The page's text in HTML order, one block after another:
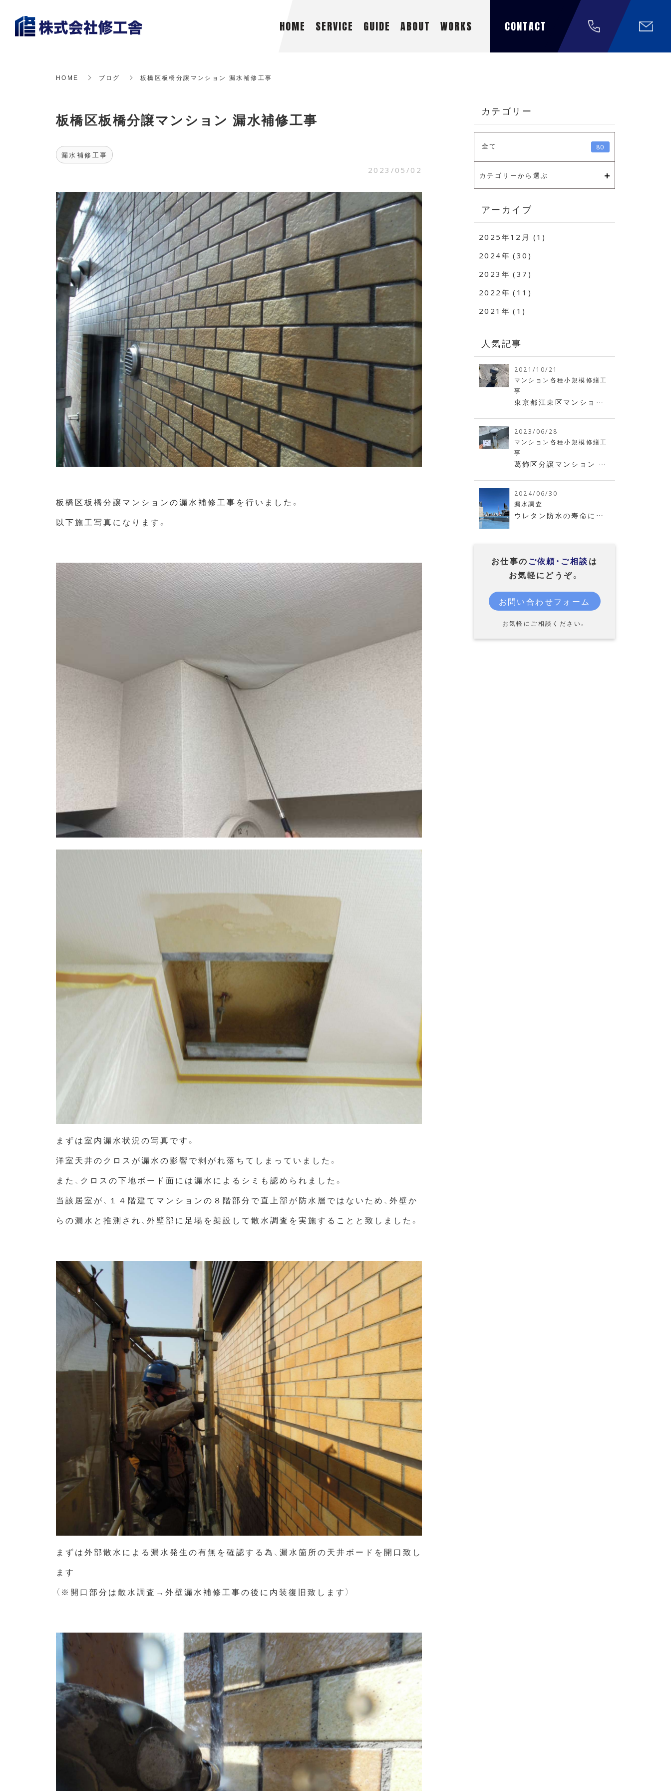
HOME SERVICE GUIDE ABOUT WORKS CONTACT
HOME ブログ 板橋区板橋分譲マンション 漏水補修工事
板橋区板橋分譲マンション 漏水補修工事
漏水補修工事
2023/05/02
板橋区板橋分譲マンションの漏水補修工事を行いました。
以下施工写真になります。
まずは室内漏水状況の写真です。
洋室天井のクロスが漏水の影響で剥がれ落ちてしまっていました。
また、クロスの下地ボード面には漏水によるシミも認められました。
当該居室が、１４階建てマンションの８階部分で直上部が防水層ではないため、外壁か
らの漏水と推測され、外壁部に足場を架設して散水調査を実施することと致しました。
まずは外部散水による漏水発生の有無を確認する為、漏水箇所の天井ボードを開口致し
ます
（※開口部分は散水調査→外壁漏水補修工事の後に内装復旧致します）
カテゴリー
全て 80
カテゴリーから選ぶ
アーカイブ
2025年12月 (1)
2024年 (30)
2023年 (37)
2022年 (11)
2021年 (1)
人気記事
2021/10/21
マンション各種小規模修繕工
事
東京都江東区マンション
気筒）交換工事
2023/06/28
マンション各種小規模修繕工
事
葛飾区分譲マンション 屋
事
2024/06/30
漏水調査
ウレタン防水の寿命につ
お仕事の ご依頼・ご相談は
お気軽にどうぞ。
お問い合わせフォーム
お気軽にご相談ください。